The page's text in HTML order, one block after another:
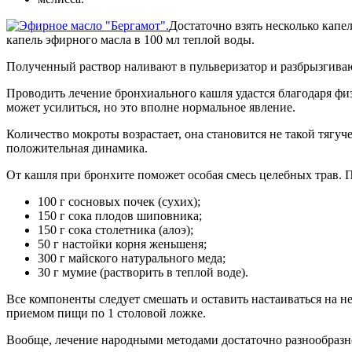
Достаточно взять несколько
капель эфирного масла в 100 мл теплой воды.
Полученный раствор наливают в пульверизатор и
Проводить лечение бронхиального кашля удастся благодаря
может усилиться, но это вполне нормальное явление.
Количество мокроты возрастает, она становится не такой
положительная динамика.
От кашля при бронхите поможет особая смесь целебных трав.
100 г сосновых почек (сухих);
150 г сока плодов шиповника;
150 г сока столетника (алоэ);
50 г настойки корня женьшеня;
300 г майского натурального меда;
30 г мумие (растворить в теплой воде).
Все компоненты следует смешать и оставить настаиваться
приемом пищи по 1 столовой ложке.
Вообще, лечение народными методами достаточно